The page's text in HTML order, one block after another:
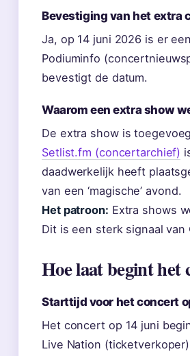
Bevestiging van het extra
Ja, op 14 juni 2026 is er
Podiuminfo
bevestigt de datum.
Waarom een extra show
De extra show is
Setlist.fm (concertarchief)
daadwerkelijk heeft
van een ‘magische’ avond.
Het patroon: Extra shows
Dit is een sterk signaal
Hoe laat begint het
Starttijd voor het concert
Het concert op 14 juni
Live Nation